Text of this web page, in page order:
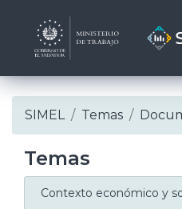
SIMEL Temas
Temas
Contexto económico y